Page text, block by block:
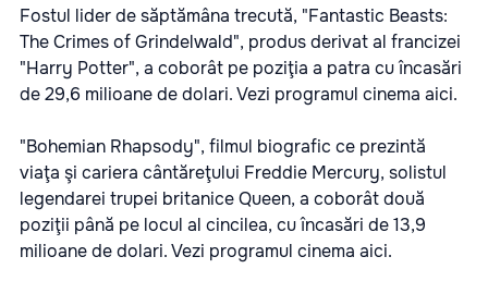
Fostul lider de săptămâna trecută, "Fantastic Beasts:
The Crimes of Grindelwald", produs derivat al francizei
"Harry Potter", a coborât pe poziţia a patra cu încasări
de 29,6 milioane de dolari. Vezi programul cinema aici.
"Bohemian Rhapsody", filmul biografic ce prezintă
viaţa şi cariera cântăreţului Freddie Mercury, solistul
legendarei trupei britanice Queen, a coborât două
poziţii până pe locul al cincilea, cu încasări de 13,9
milioane de dolari. Vezi programul cinema aici.